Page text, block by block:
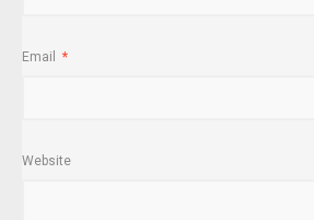
Email *
Website